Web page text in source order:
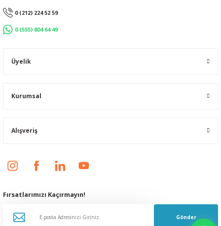
0 (212) 224 52 59
0 (555) 804 64 49
Üyelik
Kurumsal
Alışveriş
Fırsatlarımızı Kaçırmayın!
Gönder